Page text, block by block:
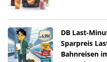
DB Last-
Sparpreis
Bahnreisen